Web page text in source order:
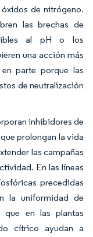
de nitrógeno.
las brechas de
al pH o los
una acción más
parte porque las
de neutralización
inhibidores de
prolongan la vida
las campañas
En las líneas
precedidas
la uniformidad de
que en las plantas
cítrico ayudan a